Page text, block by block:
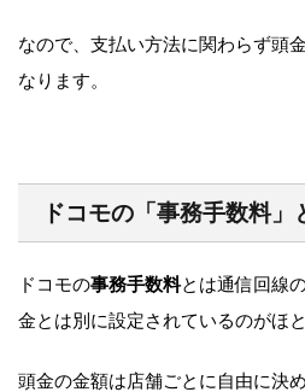
なので、支払い方法に関わらず頭
なります。
ドコモの「事務手数料
ドコモの事務手数料とは通信回線
金とは別に設定されているのがほと
頭金の金額は店舗ごとに自由に決